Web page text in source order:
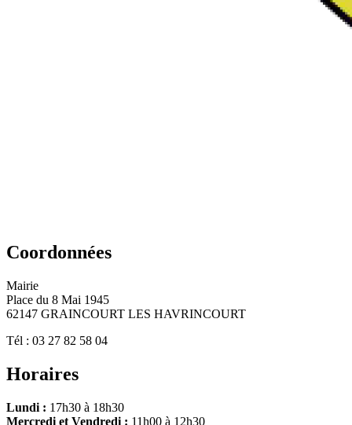
Coordonnées
Mairie
Place du 8 Mai 1945
62147 GRAINCOURT LES HAVRINCOURT
Tél : 03 27 82 58 04
Horaires
Lundi : 17h30 à 18h30
Mercredi et Vendredi : 11h00 à 12h30